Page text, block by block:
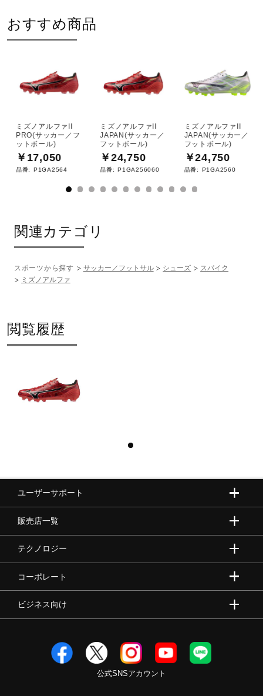
おすすめ商品
ミズノアルファII
PRO(サッカー／フ
ットボール)
￥17,050
品番: P1GA2564
ミズノアルファII
JAPAN(サッカー／
フットボール)
￥24,750
品番: P1GA256060
ミズノアルファII
JAPAN(サッカー／
フットボール)
￥24,750
品番: P1GA2560
関連カテゴリ
スポーツから探す サッカー／フットサル シューズ
スパイク
ミズノアルファ
閲覧履歴
ユーザーサポート
販売店一覧
テクノロジー
コーポレート
ビジネス向け
公式SNSアカウント